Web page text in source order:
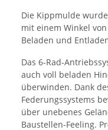
Die Kippmulde
mit einem Winkel
Beladen und
Das 6-Rad-
auch voll beladen
überwinden. Dank
Federungssystems
über unebenes
Baustellen-Feeling.